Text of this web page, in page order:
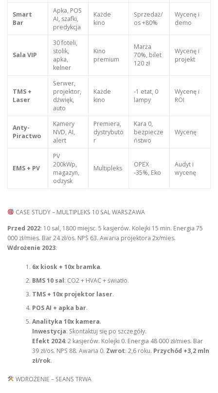
Smart
Bar
Apka, POS
AI, szafki,
predykcja
Każde
kino
Sprzedaż/
os +80%
Wycenę i
demo
Sala VIP
30 foteli,
stolik,
apka,
kelner
Kino
premium
Marża
70%, bilet
120 zł
Wycenę i
projekt
TMS +
Laser
Serwer,
projektor,
dźwięk,
auto
Każde
kino
-1 etat, 0
lampy
Wycenę i
ROI
Anty-
Piractwo
Kamery
NVD, AI,
alert
Premiera,
dystrybuto
r
Kara 0,
bezpiecze
ństwo
Wycenę
EMS + PV
PV
200kWp,
magazyn,
odzysk
Multipleks
OPEX
-35%, Eko
Audyt i
wycenę
CASE STUDY – MULTIPLEKS 10 SAL WARSZAWA
Przed 2022: 10 sal, 1800 miejsc. 5 kasjerów. Kolejki 15 min. Energia 75
000 zł/mies. Bar 24 zł/os. NPS 63. Awaria projektora 2x/mies.
Wdrożenie 2023:
6x kiosk + 10x bramka.
BMS 10 sal: CO2 + HVAC + światło.
TMS + 10x projektor laser.
POS AI + apka bar.
Analityka 10x kamera.
Inwestycja: Skontaktuj się po szczegóły.
Efekt 2024: 2 kasjerów. Kolejki 0. Energia 48 000 zł/mies. Bar
39 zł/os. NPS 88. Awaria 0. Zwrot: 2,6 roku. Przychód +3,2 mln
zł/rok.
WDROŻENIE – SEANS TRWA